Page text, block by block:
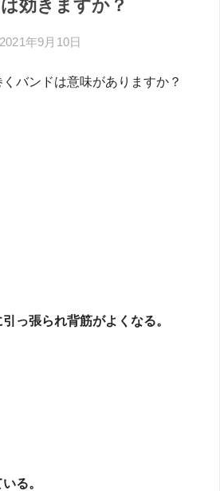
効きますか？
2021年9月10日
バンドは意味がありますか？
っ張られ背筋がよくなる。
る。